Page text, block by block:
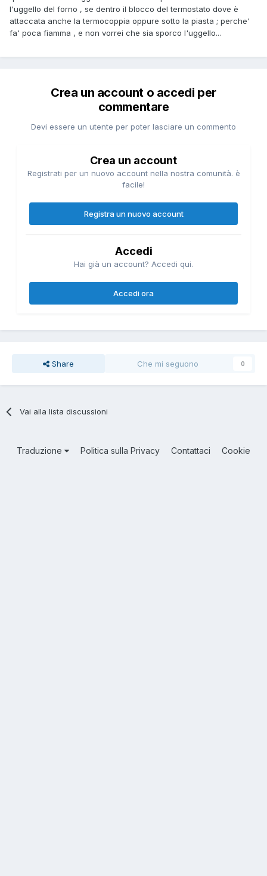
l'uggello del forno , se dentro il blocco del termostato dove è
attaccata anche la termocoppia oppure sotto la piasta ; perche'
fa' poca fiamma , e non vorrei che sia sporco l'uggello...
Crea un account o accedi per
commentare
Devi essere un utente per poter lasciare un commento
Crea un account
Registrati per un nuovo account nella nostra comunità. è
facile!
Registra un nuovo account
Accedi
Hai già un account? Accedi qui.
Accedi ora
Share Che mi seguono 0
Vai alla lista discussioni
Traduzione Politica sulla Privacy Contattaci Cookie